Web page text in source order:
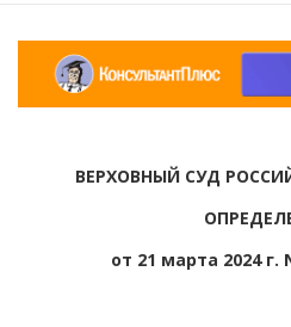
ВЕРХОВНЫЙ СУД
от 21 марта 2024 г.